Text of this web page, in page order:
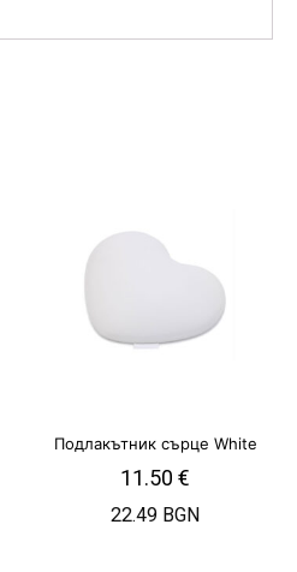
Подлакътник сърце White
11.50€
22.49 BGN